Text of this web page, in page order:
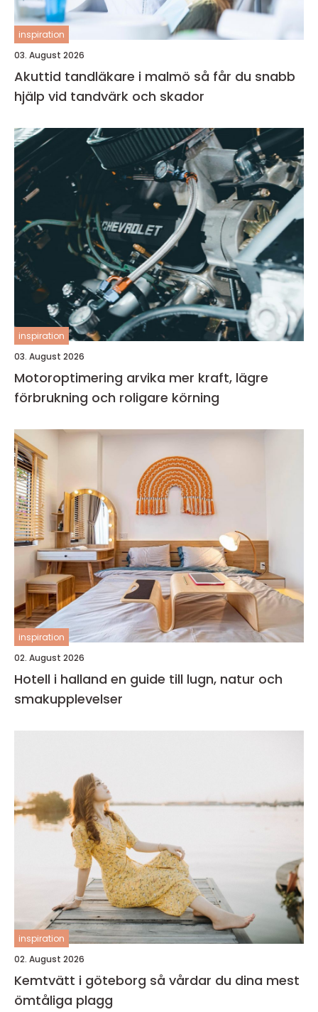
inspiration
03. August 2026
Akuttid tandläkare i malmö så får du snabb
hjälp vid tandvärk och skador
inspiration
03. August 2026
Motoroptimering arvika mer kraft, lägre
förbrukning och roligare körning
inspiration
02. August 2026
Hotell i halland en guide till lugn, natur och
smakupplevelser
inspiration
02. August 2026
Kemtvätt i göteborg så vårdar du dina mest
ömtåliga plagg